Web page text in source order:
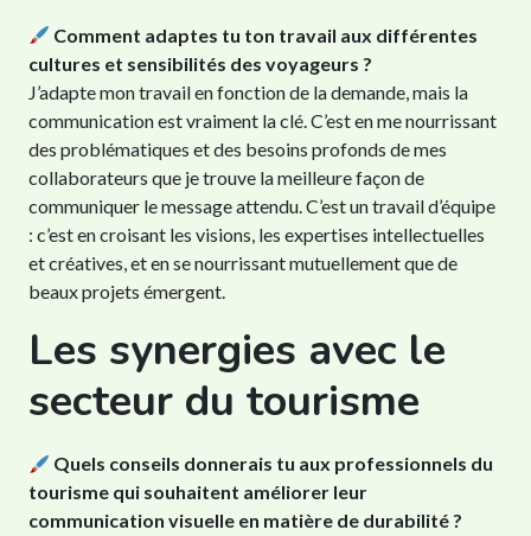
Comment adaptes tu ton travail aux différentes
cultures et sensibilités des voyageurs ?
J’adapte mon travail en fonction de la demande, mais la
communication est vraiment la clé. C’est en me nourrissant
des problématiques et des besoins profonds de mes
collaborateurs que je trouve la meilleure façon de
communiquer le message attendu. C’est un travail d’équipe
: c’est en croisant les visions, les expertises intellectuelles
et créatives, et en se nourrissant mutuellement que de
beaux projets émergent.
Les synergies avec le
secteur du tourisme
Quels conseils donnerais tu aux professionnels du
tourisme qui souhaitent améliorer leur
communication visuelle en matière de durabilité ?